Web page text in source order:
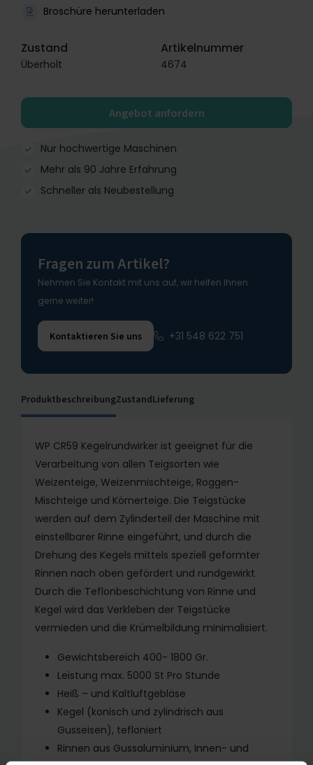
Broschüre herunterladen
Zustand
Überholt
Artikelnummer
4674
Angebot anfordern
Nur hochwertige Maschinen
Mehr als 90 Jahre Erfahrung
Schneller als Neubestellung
Fragen zum Artikel?
Nehmen Sie Kontakt mit uns auf, wir helfen Ihnen
gerne weiter!
Kontaktieren Sie uns +31 548 622 751
ProduktbeschreibungZustandLieferung
WP CR59 Kegelrundwirker ist geeignet für die
Verarbeitung von allen Teigsorten wie
Weizenteige, Weizenmischteige, Roggen-
Mischteige und Körnerteige. Die Teigstücke
werden auf dem Zylinderteil der Maschine mit
einstellbarer Rinne eingeführt, und durch die
Drehung des Kegels mittels speziell geformter
Rinnen nach oben gefördert und rundgewirkt.
Durch die Teflonbeschichtung von Rinne und
Kegel wird das Verkleben der Teigstücke
vermieden und die Krümelbildung minimalisiert.
Gewichtsbereich 400- 1800 Gr.
Leistung max. 5000 St Pro Stunde
Heiß – und Kaltluftgebläse
Kegel (konisch und zylindrisch aus
Gusseisen), tefloniert
Rinnen aus Gussaluminium, Innen- und